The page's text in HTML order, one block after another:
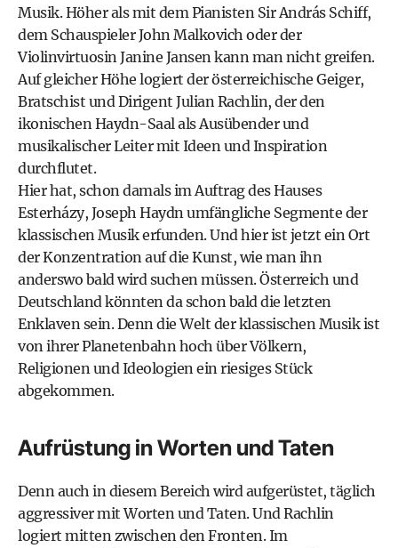
Musik. Höher als mit dem Pianisten Sir András Schiff,
dem Schauspieler John Malkovich oder der
Violinvirtuosin Janine Jansen kann man nicht greifen.
Auf gleicher Höhe logiert der österreichische Geiger,
Bratschist und Dirigent Julian Rachlin, der den
ikonischen Haydn-Saal als Ausübender und
musikalischer Leiter mit Ideen und Inspiration
durchflutet.
Hier hat, schon damals im Auftrag des Hauses
Esterházy, Joseph Haydn umfängliche Segmente der
klassischen Musik erfunden. Und hier ist jetzt ein Ort
der Konzentration auf die Kunst, wie man ihn
anderswo bald wird suchen müssen. Österreich und
Deutschland könnten da schon bald die letzten
Enklaven sein. Denn die Welt der klassischen Musik ist
von ihrer Planetenbahn hoch über Völkern,
Religionen und Ideologien ein riesiges Stück
abgekommen.
Aufrüstung in Worten und Taten
Denn auch in diesem Bereich wird aufgerüstet, täglich
aggressiver mit Worten und Taten. Und Rachlin
logiert mitten zwischen den Fronten. Im